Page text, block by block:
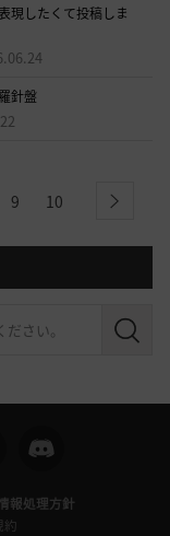
現したくて投稿しま
針盤
9 10 next
検
報処理方針
約